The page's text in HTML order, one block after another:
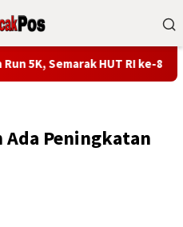
Semarak HUT RI ke-81 di
Ada Peningkatan